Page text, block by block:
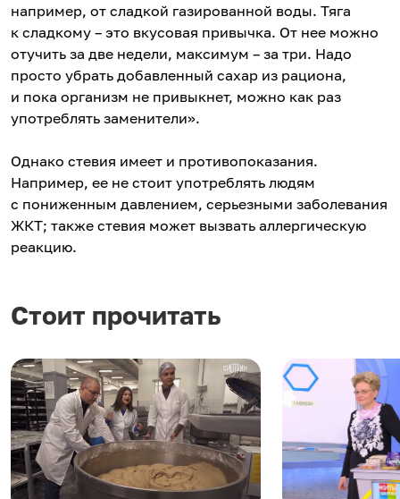
например, от сладкой газированной воды. Тяга
к сладкому – это вкусовая привычка. От нее можно
отучить за две недели, максимум – за три. Надо
просто убрать добавленный сахар из рациона,
и пока организм не привыкнет, можно как раз
употреблять заменители».
Однако стевия имеет и противопоказания.
Например, ее не стоит употреблять людям
с пониженным давлением, серьезными заболевания
ЖКТ; также стевия может вызвать аллергическую
реакцию.
Стоит прочитать